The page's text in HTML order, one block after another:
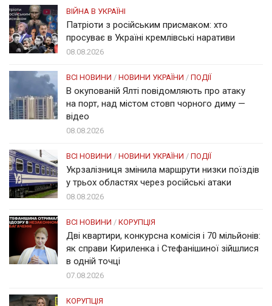
ВІЙНА В УКРАЇНІ
Патріоти з російським присмаком: хто
просуває в Україні кремлівські наративи
08.08.2026
ВСІ НОВИНИ / НОВИНИ УКРАЇНИ / ПОДІЇ
В окупованій Ялті повідомляють про атаку
на порт, над містом стовп чорного диму —
відео
08.08.2026
ВСІ НОВИНИ / НОВИНИ УКРАЇНИ / ПОДІЇ
Укрзалізниця змінила маршрути низки поїздів
у трьох областях через російські атаки
08.08.2026
ВСІ НОВИНИ / КОРУПЦІЯ
Дві квартири, конкурсна комісія і 70 мільйонів:
як справи Кириленка і Стефанішиної зійшлися
в одній точці
07.08.2026
КОРУПЦІЯ